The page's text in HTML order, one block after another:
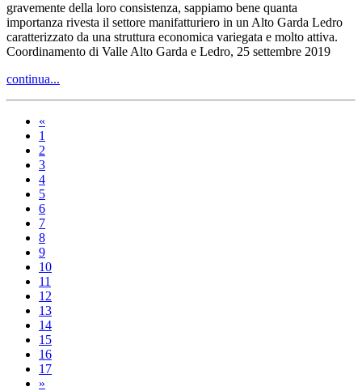
gravemente della loro consistenza, sappiamo bene quanta
importanza rivesta il settore manifatturiero in un Alto Garda Ledro
caratterizzato da una struttura economica variegata e molto attiva.
Coordinamento di Valle Alto Garda e Ledro, 25 settembre 2019
continua...
«
1
2
3
4
5
6
7
8
9
10
11
12
13
14
15
16
17
»